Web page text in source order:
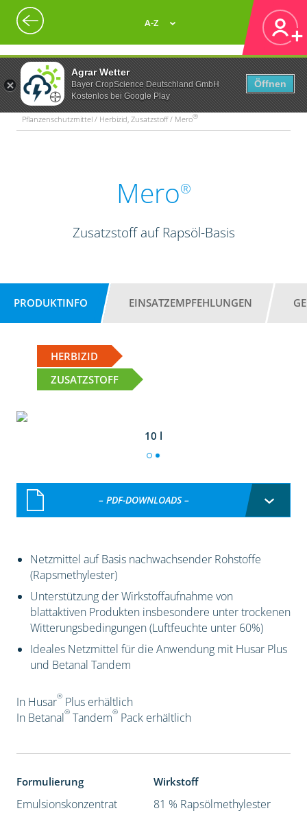
Agrar Wetter
Bayer CropScience Deutschland GmbH
Kostenlos bei Google Play
Öffnen
A-Z
Pflanzenschutzmittel / Herbizid, Zusatzstoff / Mero®
Mero®
Zusatzstoff auf Rapsöl-Basis
PRODUKTINFO EINSATZEMPFEHLUNGEN
HERBIZID
ZUSATZSTOFF
10 l
– PDF-DOWNLOADS –
Netzmittel auf Basis nachwachsender Rohstoffe
(Rapsmethylester)
Unterstützung der Wirkstoffaufnahme von
blattaktiven Produkten insbesondere unter trockenen
Witterungsbedingungen (Luftfeuchte unter 60%)
Ideales Netzmittel für die Anwendung mit Husar Plus
und Betanal Tandem
In Husar®Plus erhältlich
In Betanal®Tandem®Pack erhältlich
Formulierung
Emulsionskonzentrat
Wirkstoff
81 % Rapsölmethylester